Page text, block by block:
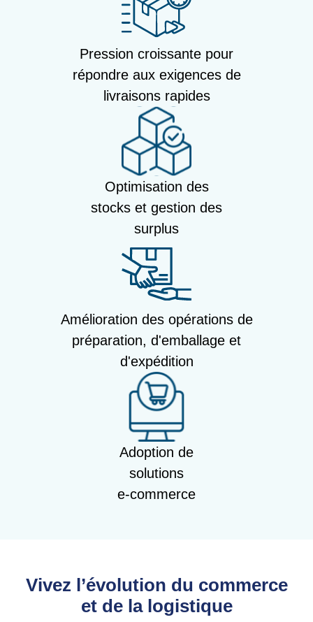
Pression croissante pour
répondre aux exigences de
livraisons rapides
Optimisation des
stocks et gestion des
surplus
Amélioration des opérations de
préparation, d'emballage et
d'expédition
Adoption de
solutions
e-commerce
Vivez l’évolution du commerce
et de la logistique